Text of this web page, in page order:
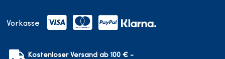
Vorkasse
Kostenloser Versand ab 100 € -